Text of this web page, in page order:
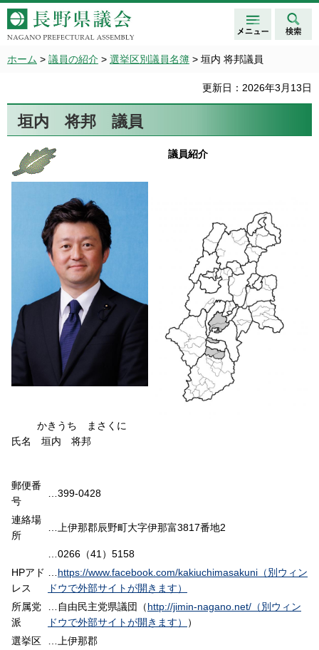
長野県議会 NAGANO
PREFECTURAL ASSEMBLY
メニュ
ー
検索
ホーム > 議員の紹介 > 選挙区別議員名簿 > 垣内 将邦議員
更新日：2026年3月13日
垣内 将邦 議員
議員紹介
かきうち まさくに
氏名 垣内 将邦
郵便番
号
…399-0428
連絡場
所
…上伊那郡辰野町大字伊那富3817番地2
…0266（41）5158
HPアド
レス
https://www.facebook.com/kakiuchimasakuni（別ウィン
ドウで外部サイトが開きます）
所属党
派
…自由民主党県議団（http://jimin-nagano.net/（別ウィン
ドウで外部サイトが開きます）
）
選挙区
…上伊那郡